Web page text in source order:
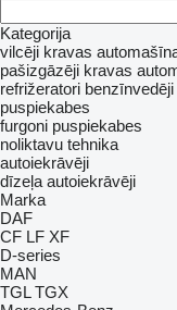
Kategorija
vilcēji kravas
pašizgāzēji kravas
refrižeratori benzīnvedēji
puspiekabes
furgoni puspiekabes
noliktavu tehnika
autoiekrāvēji
dīzeļa autoiekrāvēji
Marka
DAF
CF LF XF
D-series
MAN
TGL TGX